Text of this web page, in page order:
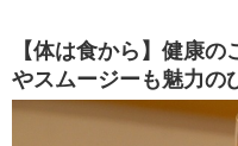
【体は食から】健康
やスムージーも魅力の